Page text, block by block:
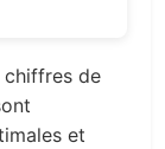
chiffres de
et